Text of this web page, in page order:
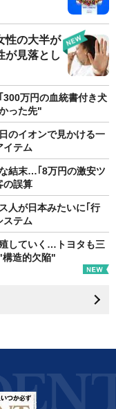
性の大半が
が見落とし
万円の血統書付き犬
った先"
のイオンで見かける一
イテム
結末…｢8万円の激安ツ
の誤算
人が日本みたいに｢行
ステム
していく…トヨタも三
造的欠陥"